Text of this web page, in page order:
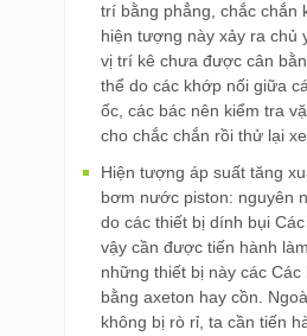
trí bằng phẳng, chắc chắn
hiện tượng này xảy ra chủ
vị trí kê chưa được cân
thể do các khớp nối giữa
ốc, các bác nên kiểm tra
cho chắc chắn rồi thử lại
Hiện tượng áp suất tăng
bơm nước piston: nguyên
do các thiết bị dính bụi
vậy cần được tiến hành
những thiết bị này các
bằng axeton hay cồn.
không bị rò rỉ, ta cần tiến